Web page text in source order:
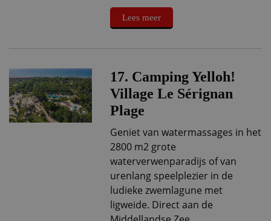
Lees meer
17. Camping Yelloh!
Village Le Sérignan
Plage
Geniet van watermassages in het
2800 m2 grote
waterverwenparadijs of van
urenlang speelplezier in de
ludieke zwemlagune met
ligweide. Direct aan de